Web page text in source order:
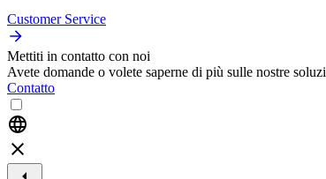
Customer Service
Mettiti in contatto con noi
Avete domande o volete saperne di più sulle nostre
Contatto